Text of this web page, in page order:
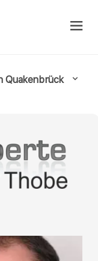
Quakenbrück